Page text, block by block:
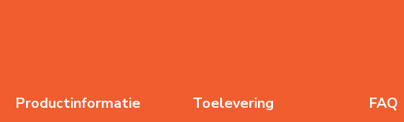
Productinformatie Toelevering FAQ